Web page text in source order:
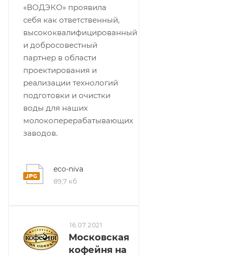
«ВОДЭКО» проявила
себя как ответственный,
высококвалифицированный
и добросовестный
партнер в области
проектирования и
реализации технологий
подготовки и очистки
воды для наших
молокоперерабатывающих
заводов.
eco-niva
89,7 кб
16.07.2021
Московская
кофейня на